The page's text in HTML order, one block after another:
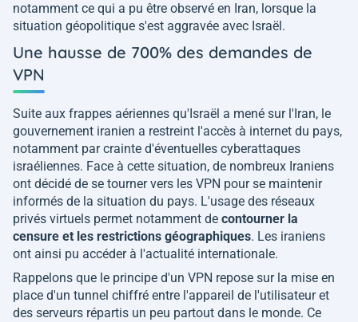
notamment ce qui a pu être observé en Iran, lorsque la
situation géopolitique s'est aggravée avec Israël.
Une hausse de 700% des demandes de
VPN
Suite aux frappes aériennes qu'Israël a mené sur l'Iran, le
gouvernement iranien a restreint l'accès à internet du pays,
notamment par crainte d'éventuelles cyberattaques
israéliennes. Face à cette situation, de nombreux Iraniens
ont décidé de se tourner vers les VPN pour se maintenir
informés de la situation du pays. L'usage des réseaux
privés virtuels permet notamment de contourner la
censure et les restrictions géographiques. Les iraniens
ont ainsi pu accéder à l'actualité internationale.
Rappelons que le principe d'un VPN repose sur la mise en
place d'un tunnel chiffré entre l'appareil de l'utilisateur et
des serveurs répartis un peu partout dans le monde. Ce